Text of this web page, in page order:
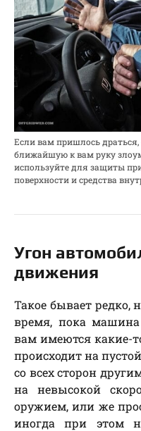
Если вам пришлось драться,
ближайшую к вам руку
используйте для защиты
поверхности и средства
Угон
движения
Такое бывает редко,
время, пока машина
вам имеются какие-
происходит на
со всех сторон
на невысокой
оружием, или же
иногда при этом